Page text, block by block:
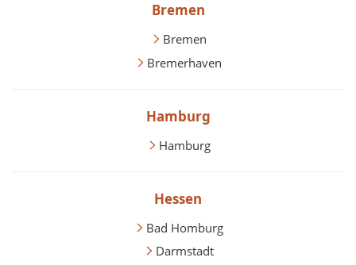
Bremen
Bremen
Bremerhaven
Hamburg
Hamburg
Hessen
Bad Homburg
Darmstadt